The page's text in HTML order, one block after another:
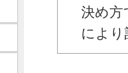
決め方
により